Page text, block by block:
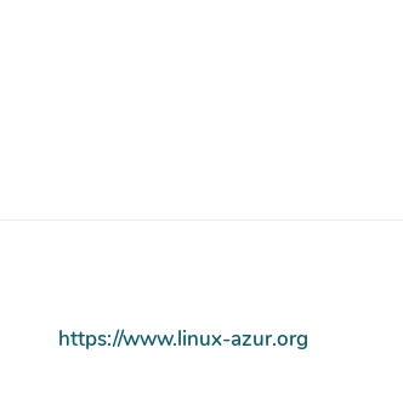
https://www.linux-azur.org